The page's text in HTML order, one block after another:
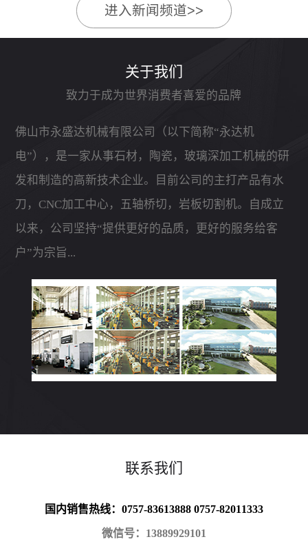
进入新闻频道>>
关于我们
致力于成为世界消费者喜爱的品牌
佛山市永盛达机械有限公司（以下简称“永达机
电”），是一家从事石材，陶瓷，玻璃深加工机械的研
发和制造的高新技术企业。目前公司的主打产品有水
刀，CNC加工中心，五轴桥切，岩板切割机。自成立
以来，公司坚持“提供更好的品质，更好的服务给客
户”为宗旨...
联系我们
国内销售热线：0757-83613888 0757-82011333
微信号：13889929101